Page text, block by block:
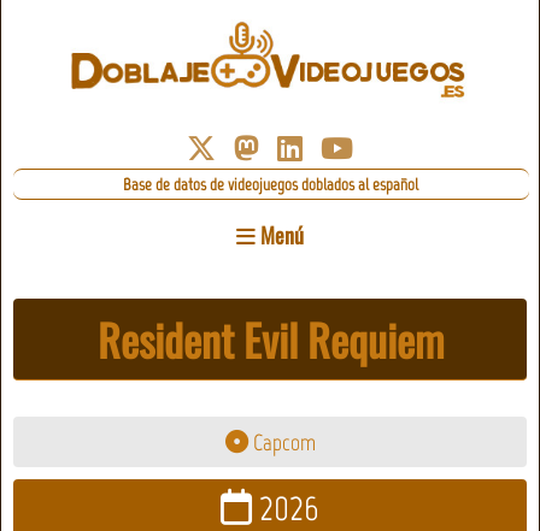
Base de datos de videojuegos doblados al español
Menú
Resident Evil Requiem
Capcom
2026